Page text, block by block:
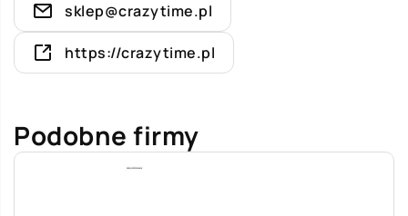
sklep@crazytime.pl
https://crazytime.pl
Podobne firmy